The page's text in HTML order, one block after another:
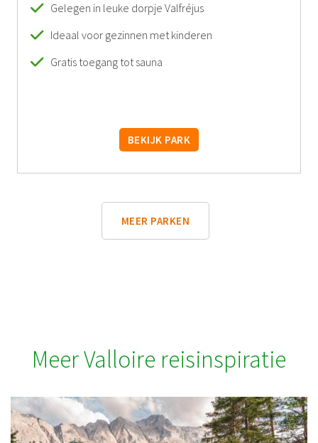
Gelegen in leuke dorpje Valfréjus
Ideaal voor gezinnen met kinderen
Gratis toegang tot sauna
BEKIJK PARK
MEER PARKEN
Meer Valloire reisinspiratie